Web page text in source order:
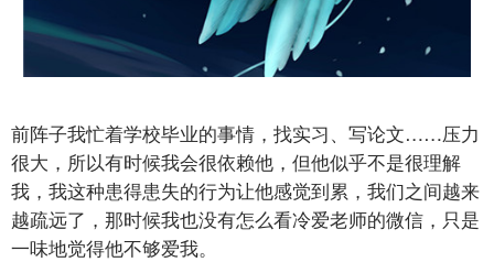
前阵子我忙着学校毕业的事情，找实习、写论文……压力
很大，所以有时候我会很依赖他，但他似乎不是很理解
我，我这种患得患失的行为让他感觉到累，我们之间越来
越疏远了，那时候我也没有怎么看冷爱老师的微信，只是
一味地觉得他不够爱我。